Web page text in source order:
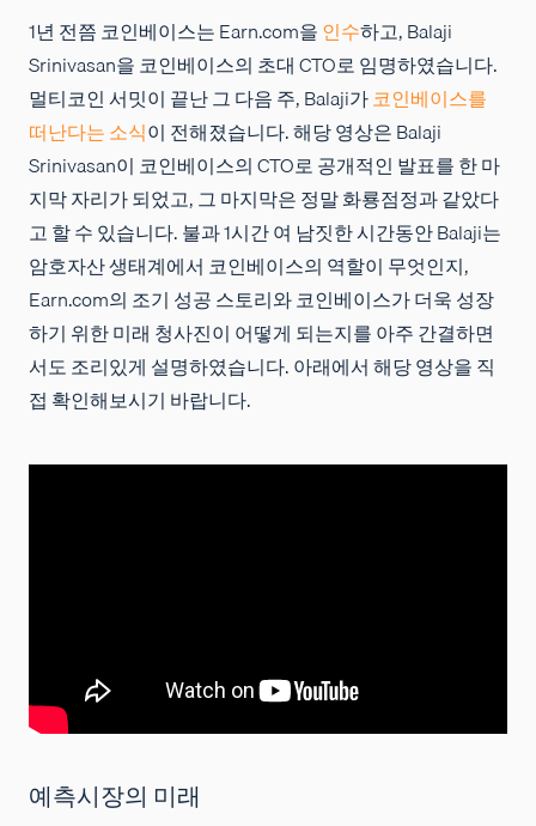
1년 전쯤 코인베이스는 Earn.com을인수하고, Balaji
Srinivasan을 코인베이스의 초대 CTO로 임명하였습니다.
멀티코인 서밋이 끝난 그 다음 주, Balaji가코인베이스를
떠난다는 소식이 전해졌습니다. 해당 영상은 Balaji
Srinivasan이 코인베이스의 CTO로 공개적인 발표를 한 마
지막 자리가 되었고, 그 마지막은 정말 화룡점정과 같았다
고 할 수 있습니다. 불과 1시간 여 남짓한 시간동안 Balaji는
암호자산 생태계에서 코인베이스의 역할이 무엇인지,
Earn.com의 조기 성공 스토리와 코인베이스가 더욱 성장
하기 위한 미래 청사진이 어떻게 되는지를 아주 간결하면
서도 조리있게 설명하였습니다. 아래에서 해당 영상을 직
접 확인해보시기 바랍니다.
예측시장의 미래